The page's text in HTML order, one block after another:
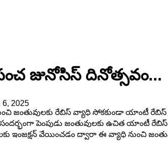
జునోసిస్ దినోత్సవం...
6, 2025
జంతువులకు రేబిస్ వ్యాధి సోకకుండా యాంటీ రేబిస్
పెంపుడు జంతువులకు ఉచిత యాంటీ
వేయించడం ద్వారా ఈ వ్యాధి నుంచి